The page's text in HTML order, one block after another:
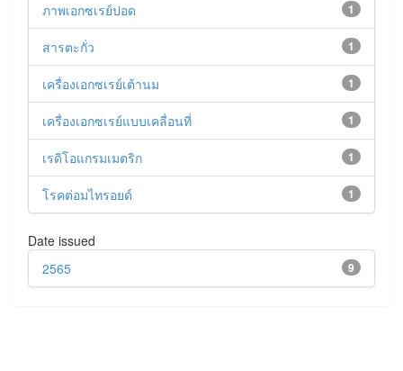
1
ภาพเอกซเรย์ปอด
1
สารตะกั่ว
1
เครื่องเอกซเรย์เต้านม
1
เครื่องเอกซเรย์แบบเคลื่อนที่
1
เรดิโอแกรมเมตริก
1
โรคต่อมไทรอยด์
Date issued
9
2565